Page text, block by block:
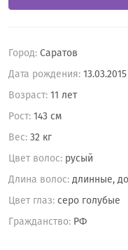
Город: Саратов
Дата рождения: 13.03.2015
Возраст: 11 лет
Рост: 143 см
Вес: 32 кг
Цвет волос: русый
Длина волос: длинные,
Цвет глаз: серо голубые
Гражданство: РФ